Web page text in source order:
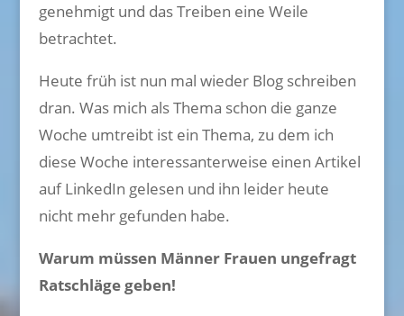
genehmigt und das Treiben eine Weile
betrachtet.
Heute früh ist nun mal wieder Blog schreiben
dran. Was mich als Thema schon die ganze
Woche umtreibt ist ein Thema, zu dem ich
diese Woche interessanterweise einen Artikel
auf LinkedIn gelesen und ihn leider heute
nicht mehr gefunden habe.
Warum müssen Männer Frauen ungefragt
Ratschläge geben!